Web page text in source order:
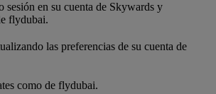
sesión en su cuenta de Skywards y
flydubai.
las preferencias de su cuenta de
como de flydubai.